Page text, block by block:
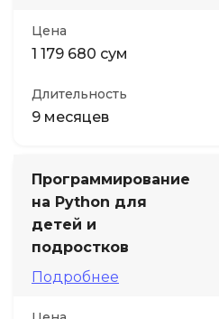
Цена
1 179 680 сум
Длительность
9 месяцев
Программирование
на Python для
детей и
подростков
Подробнее